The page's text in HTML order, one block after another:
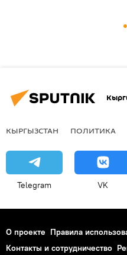
КЫРГЫЗСТАН ПОЛИТИКА
Telegram VK
О проекте Правила
Контакты и сотрудничество